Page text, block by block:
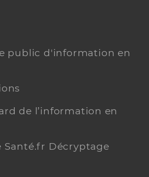
public d'information en
de l’information en
Santé.fr Décryptage